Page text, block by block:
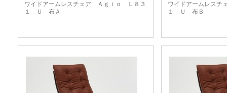
ワイドアームレスチェア Ａｇｉｏ Ｌ８３
１ Ｕ 布Ａ
ワイドアームレス
１ Ｕ 布Ｂ